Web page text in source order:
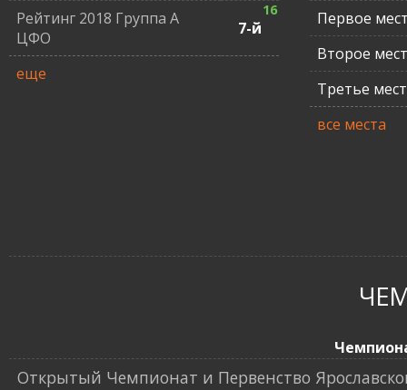
Рейтинг 2018 Группа А
ЦФО
7-й
16
еще
Первое
Второе
Третье
все места
Открытый Чемпионат и Первенство